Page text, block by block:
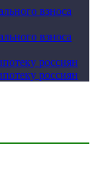
взноса
взноса
россиян
россиян